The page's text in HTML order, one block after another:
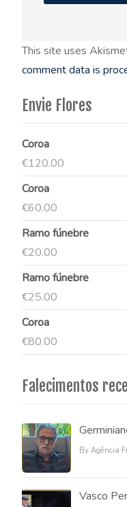
This site uses
comment data is
Envie Flores
Coroa
€120.00
Coroa
€60.00
Ramo fúnebre
€20.00
Ramo fúnebre
€25.00
Coroa
€80.00
Falecimentos
By Agência
Vasco